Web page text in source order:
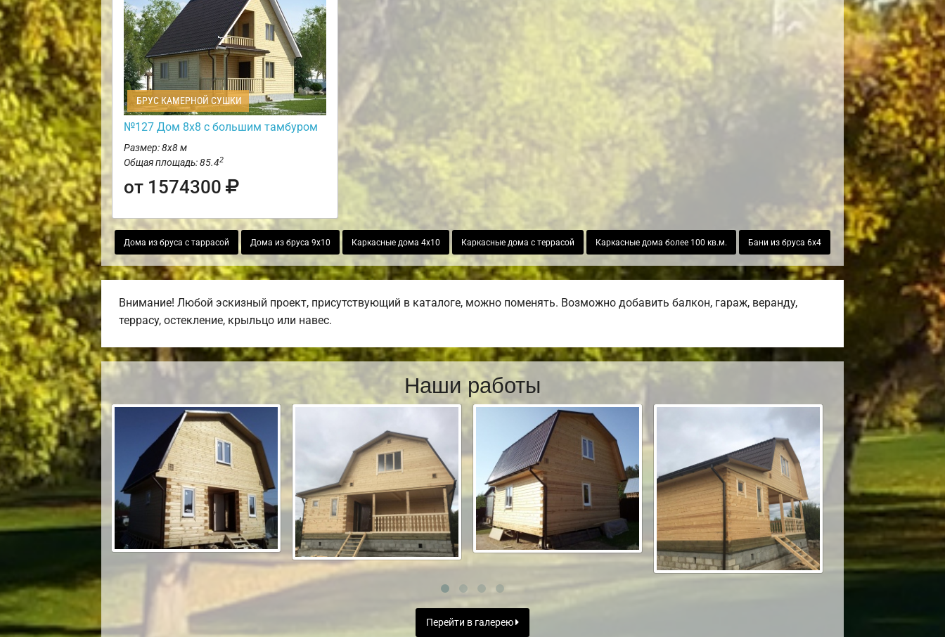
БРУС КАМЕРНОЙ СУШКИ
№127 Дом 8х8 с большим тамбуром
Размер: 8х8 м
Общая площадь: 85.42
от 1574300
Дома из бруса с таррасой Дома из бруса 9х10 Каркасные дома 4х10 Каркасные дома с террасой Каркасные дома более 100 кв.м. Бани из бруса 6х4
Внимание! Любой эскизный проект, присутствующий в каталоге, можно поменять. Возможно добавить балкон, гараж, веранду,
террасу, остекление, крыльцо или навес.
Наши работы
Перейти в галерею